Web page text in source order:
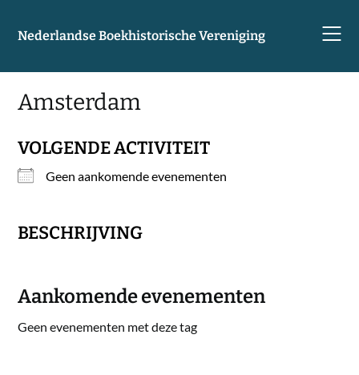
Nederlandse Boekhistorische Vereniging
Amsterdam
VOLGENDE ACTIVITEIT
Geen aankomende evenementen
BESCHRIJVING
Aankomende evenementen
Geen evenementen met deze tag